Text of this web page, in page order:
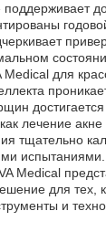
поддерживает
для
лечение
тщательно
испытаниями.
Medical
для тех,
и